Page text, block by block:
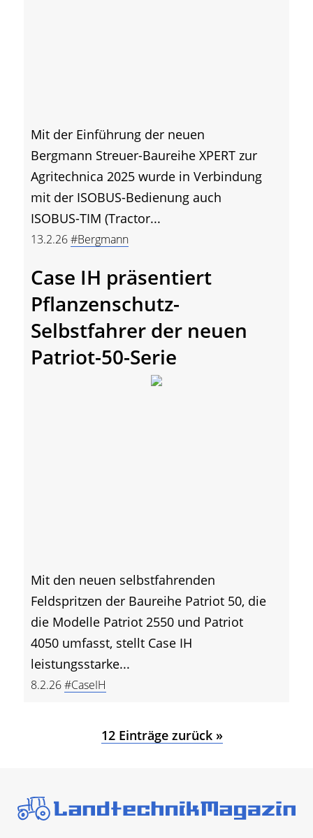
Mit der Einführung der neuen
Bergmann Streuer-Baureihe XPERT zur
Agritechnica 2025 wurde in Verbindung
mit der ISOBUS-Bedienung auch
ISOBUS-TIM (Tractor...
13.2.26#Bergmann
Case IH präsentiert
Pflanzenschutz-
Selbstfahrer der neuen
Patriot-50-Serie
Mit den neuen selbstfahrenden
Feldspritzen der Baureihe Patriot 50, die
die Modelle Patriot 2550 und Patriot
4050 umfasst, stellt Case IH
leistungsstarke...
8.2.26#CaseIH
12 Einträge zurück »